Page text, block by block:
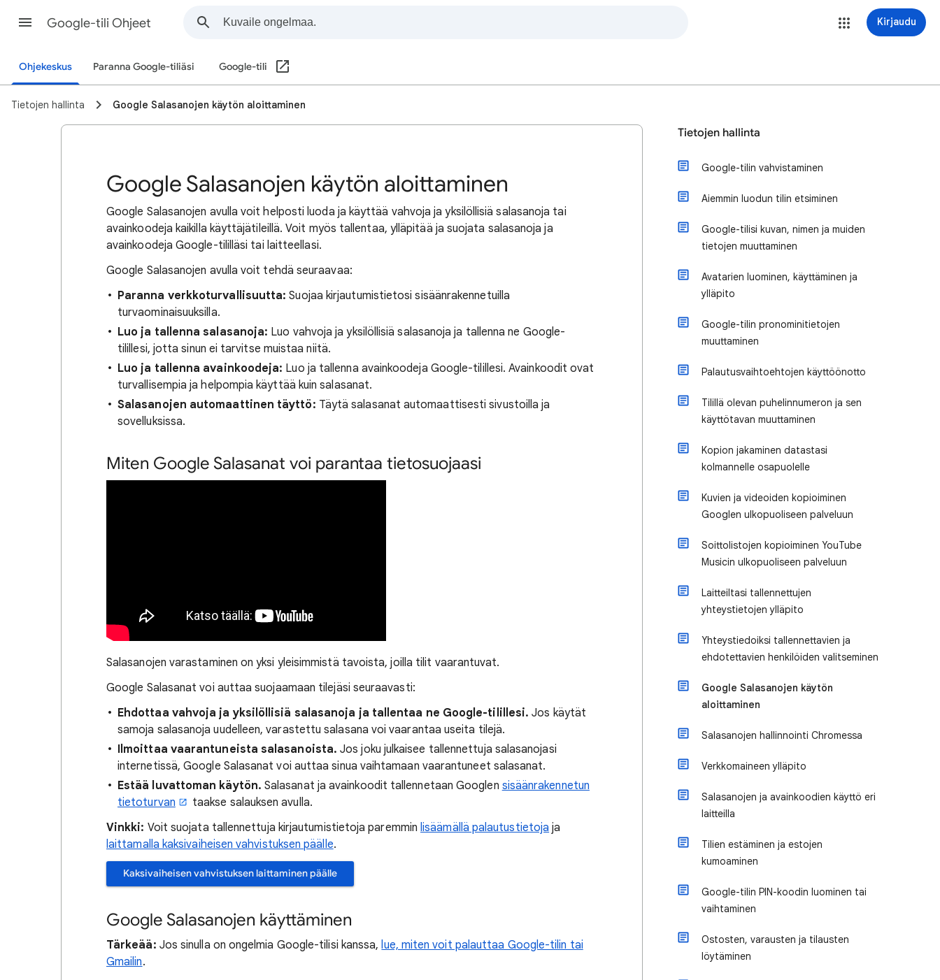
Google-tili Ohjeet Kirjaudu
Ohjekeskus Paranna Google-tiliäsi Google-tili
Tietojen hallinta Google Salasanojen käytön aloittaminen
Google Salasanojen käytön aloittaminen
Google Salasanojen avulla voit helposti luoda ja käyttää vahvoja ja yksilöllisiä salasanoja tai
avainkoodeja kaikilla käyttäjätileillä. Voit myös tallentaa, ylläpitää ja suojata salasanoja ja
avainkoodeja Google-tililläsi tai laitteellasi.
Google Salasanojen avulla voit tehdä seuraavaa:
Paranna verkkoturvallisuutta: Suojaa kirjautumistietosi sisäänrakennetuilla
turvaominaisuuksilla.
Luo ja tallenna salasanoja: Luo vahvoja ja yksilöllisiä salasanoja ja tallenna ne Google-
tilillesi, jotta sinun ei tarvitse muistaa niitä.
Luo ja tallenna avainkoodeja: Luo ja tallenna avainkoodeja Google-tilillesi. Avainkoodit ovat
turvallisempia ja helpompia käyttää kuin salasanat.
Salasanojen automaattinen täyttö: Täytä salasanat automaattisesti sivustoilla ja
sovelluksissa.
Miten Google Salasanat voi parantaa tietosuojaasi
Salasanojen varastaminen on yksi yleisimmistä tavoista, joilla tilit vaarantuvat.
Google Salasanat voi auttaa suojaamaan tilejäsi seuraavasti:
Ehdottaa vahvoja ja yksilöllisiä salasanoja ja tallentaa ne Google-tilillesi. Jos käytät
samoja salasanoja uudelleen, varastettu salasana voi vaarantaa useita tilejä.
Ilmoittaa vaarantuneista salasanoista. Jos joku julkaisee tallennettuja salasanojasi
internetissä, Google Salasanat voi auttaa sinua vaihtamaan vaarantuneet salasanat.
Estää luvattoman käytön. Salasanat ja avainkoodit tallennetaan Googlen sisäänrakennetun
tietoturvan
taakse salauksen avulla.
Vinkki: Voit suojata tallennettuja kirjautumistietoja paremminlisäämällä palautustietoja ja
laittamalla kaksivaiheisen vahvistuksen päälle.
Kaksivaiheisen vahvistuksen laittaminen päälle
Google Salasanojen käyttäminen
Tärkeää: Jos sinulla on ongelmia Google-tilisi kanssa,lue, miten voit palauttaa Google-tilin tai
Gmailin.
Tietojen hallinta
Google-tilin vahvistaminen
Aiemmin luodun tilin etsiminen
Google-tilisi kuvan, nimen ja muiden
tietojen muuttaminen
Avatarien luominen, käyttäminen ja
ylläpito
Google-tilin pronominitietojen
muuttaminen
Palautusvaihtoehtojen käyttöönotto
Tilillä olevan puhelinnumeron ja sen
käyttötavan muuttaminen
Kopion jakaminen datastasi
kolmannelle osapuolelle
Kuvien ja videoiden kopioiminen
Googlen ulkopuoliseen palveluun
Soittolistojen kopioiminen YouTube
Musicin ulkopuoliseen palveluun
Laitteiltasi tallennettujen
yhteystietojen ylläpito
Yhteystiedoiksi tallennettavien ja
ehdotettavien henkilöiden valitseminen
Google Salasanojen käytön
aloittaminen
Salasanojen hallinnointi Chromessa
Verkkomaineen ylläpito
Salasanojen ja avainkoodien käyttö eri
laitteilla
Tilien estäminen ja estojen
kumoaminen
Google-tilin PIN-koodin luominen tai
vaihtaminen
Ostosten, varausten ja tilausten
löytäminen